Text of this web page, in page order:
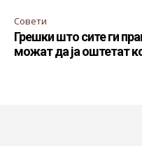
Совети
Грешки што сите ги
можат да ја оштетат